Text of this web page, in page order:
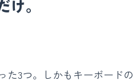
。
た3つ。しかもキーボードの